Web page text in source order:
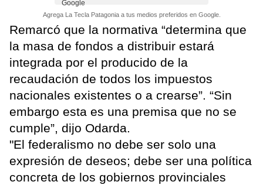
Agrega La Tecla Patagonia a tus medios preferidos en Google.
Remarcó que la normativa “determina que
la masa de fondos a distribuir estará
integrada por el producido de la
recaudación de todos los impuestos
nacionales existentes o a crearse”. “Sin
embargo esta es una premisa que no se
cumple”, dijo Odarda.
"El federalismo no debe ser solo una
expresión de deseos; debe ser una política
concreta de los gobiernos provinciales